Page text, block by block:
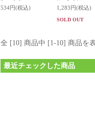
534円(税込)
1,283円(税込)
SOLD OUT
全 [10] 商品中 [1-10] 商品を
最近チェックした商品